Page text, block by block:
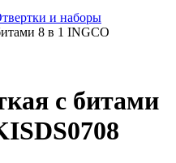
и наборы
8 в 1 INGCO
с битами